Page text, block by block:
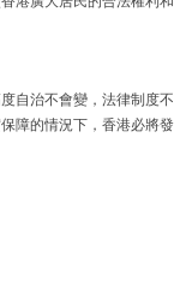
自治不會變，法律制度不
障的情況下，香港必將發